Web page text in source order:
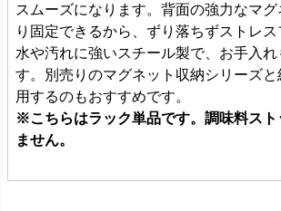
スムーズになります。背面の強力なマ
り固定できるから、ずり落ちずストレ
水や汚れに強いスチール製で、お手入れ
す。別売りのマグネット収納シリーズ
用するのもおすすめです。
※こちらはラック単品です。調味料スト
ません。